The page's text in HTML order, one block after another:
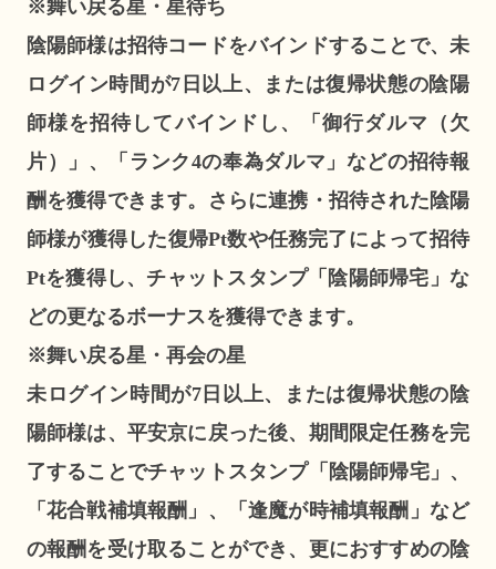
※舞い戻る星・星待ち
陰陽師様は招待コードをバインドすることで、未
ログイン時間が7日以上、または復帰状態の陰陽
師様を招待してバインドし、「御行ダルマ（欠
片）」、「ランク4の奉為ダルマ」などの招待報
酬を獲得できます。さらに連携・招待された陰陽
師様が獲得した復帰Pt数や任務完了によって招待
Ptを獲得し、チャットスタンプ「陰陽師帰宅」な
どの更なるボーナスを獲得できます。
※舞い戻る星・再会の星
未ログイン時間が7日以上、または復帰状態の陰
陽師様は、平安京に戻った後、期間限定任務を完
了することでチャットスタンプ「陰陽師帰宅」、
「花合戦補填報酬」、「逢魔が時補填報酬」など
の報酬を受け取ることができ、更におすすめの陰